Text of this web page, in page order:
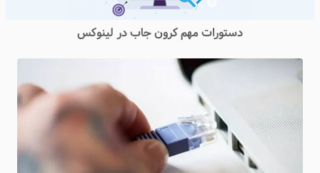
دستورات مهم کرون جاب در لینوکس